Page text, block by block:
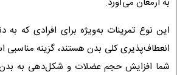
این نوع تمرینات به‌ویژه برای افرادی که به
انعطاف‌پذیری کلی بدن هستند، گزینه
شما افزایش حجم عضلات و شکل‌دهی به بدن